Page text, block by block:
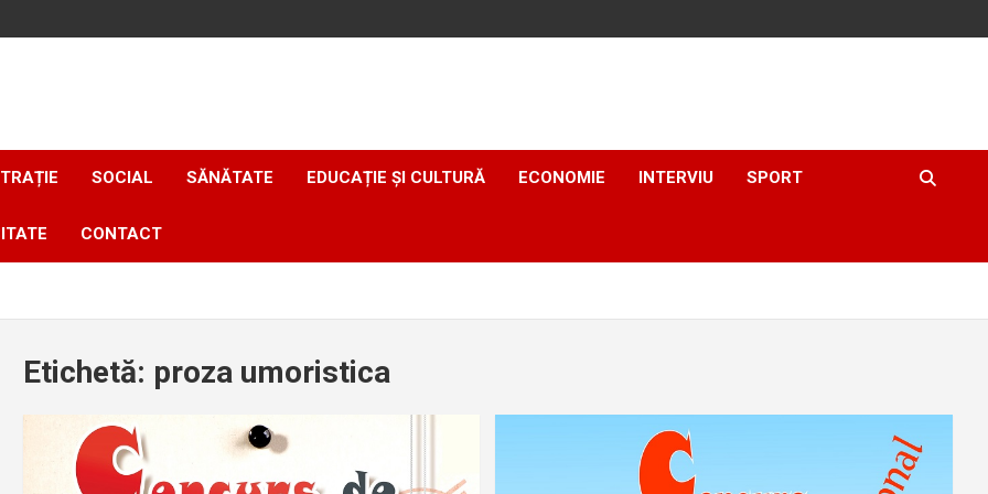
SOCIAL SĂNĂTATE EDUCAȚIE ȘI CULTURĂ ECONOMIE INTERVIU SPORT
CONTACT
Etichetă: proza umoristica